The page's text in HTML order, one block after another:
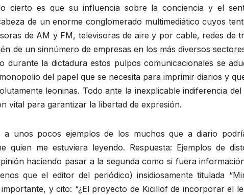
cierto es que su influencia sobre la conciencia y el
de un enorme conglomerado multimediático cuyos
de AM y FM, televisoras de aire y por cable, redes de
de un sinnúmero de empresas en los más diversos
la dictadura estos pulpos comunicacionales se
del papel que se necesita para imprimir diarios y
leoninas. Todo ante la inexplicable indiferencia
vital para garantizar la libertad de expresión.
unos pocos ejemplos de los muchos que a diario
quien me estuviera leyendo. Respuesta: Ejemplos de
haciendo pasar a la segunda como si fuera
que el editor del periódico) insidiosamente titulada
y cito: “¿El proyecto de Kicillof de incorporar el